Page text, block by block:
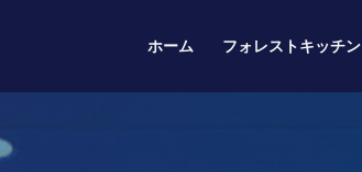
ホーム フォレストキッチン